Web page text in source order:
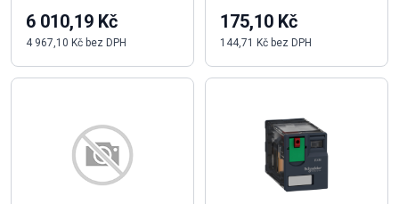
6 010,19 Kč
4 967,10 Kč bez DPH
175,10 Kč
144,71 Kč bez DPH